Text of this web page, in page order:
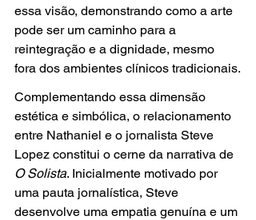
essa visão, demonstrando como a arte
pode ser um caminho para a
reintegração e a dignidade, mesmo
fora dos ambientes clínicos tradicionais.
Complementando essa dimensão
estética e simbólica, o relacionamento
entre Nathaniel e o jornalista Steve
Lopez constitui o cerne da narrativa de
O Solista. Inicialmente motivado por
uma pauta jornalística, Steve
desenvolve uma empatia genuína e um